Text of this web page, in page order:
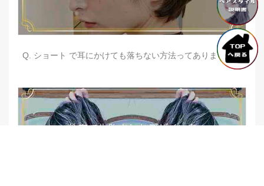
Q. ショート で耳にかけても落ちない方法ってありますか？